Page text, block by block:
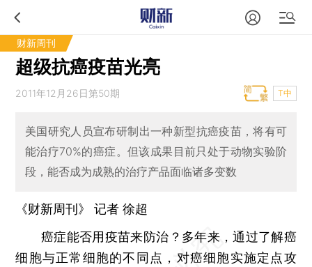
财新周刊
超级抗癌疫苗光亮
2011年12月26日第50期 T中
美国研究人员宣布研制出一种新型抗癌疫苗，将有可
能治疗70%的癌症。但该成果目前只处于动物实验阶
段，能否成为成熟的治疗产品面临诸多变数
《财新周刊》 记者 徐超
癌症能否用疫苗来防治？多年来，通过了解癌
细胞与正常细胞的不同点，对癌细胞实施定点攻